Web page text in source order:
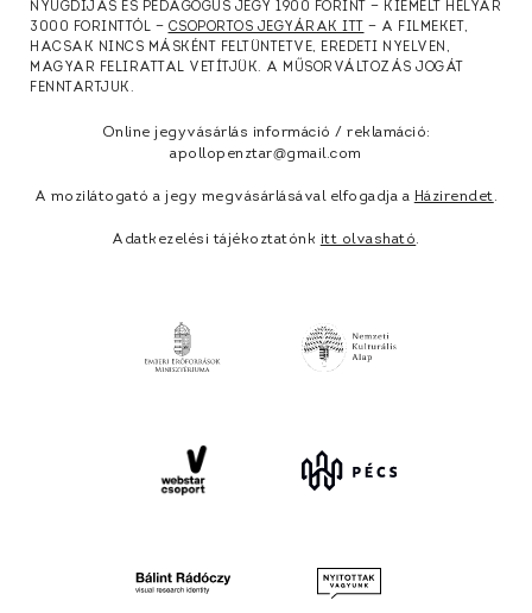
NYUGDÍJAS ÉS PEDAGÓGUS JEGY 1900 FORINT — KIEMELT HELYÁR
3000 FORINTTÓL — CSOPORTOS JEGYÁRAK ITT
— A FILMEKET,
HACSAK NINCS MÁSKÉNT FELTÜNTETVE, EREDETI NYELVEN,
MAGYAR FELIRATTAL VETÍTJÜK. A MŰSORVÁLTOZÁS JOGÁT
FENNTARTJUK.
Online jegyvásárlás információ / reklamáció:
apollopenztar@gmail.com
A mozilátogató a jegy megvásárlásával elfogadja a Házirendet.
Adatkezelési tájékoztatónk itt olvasható.